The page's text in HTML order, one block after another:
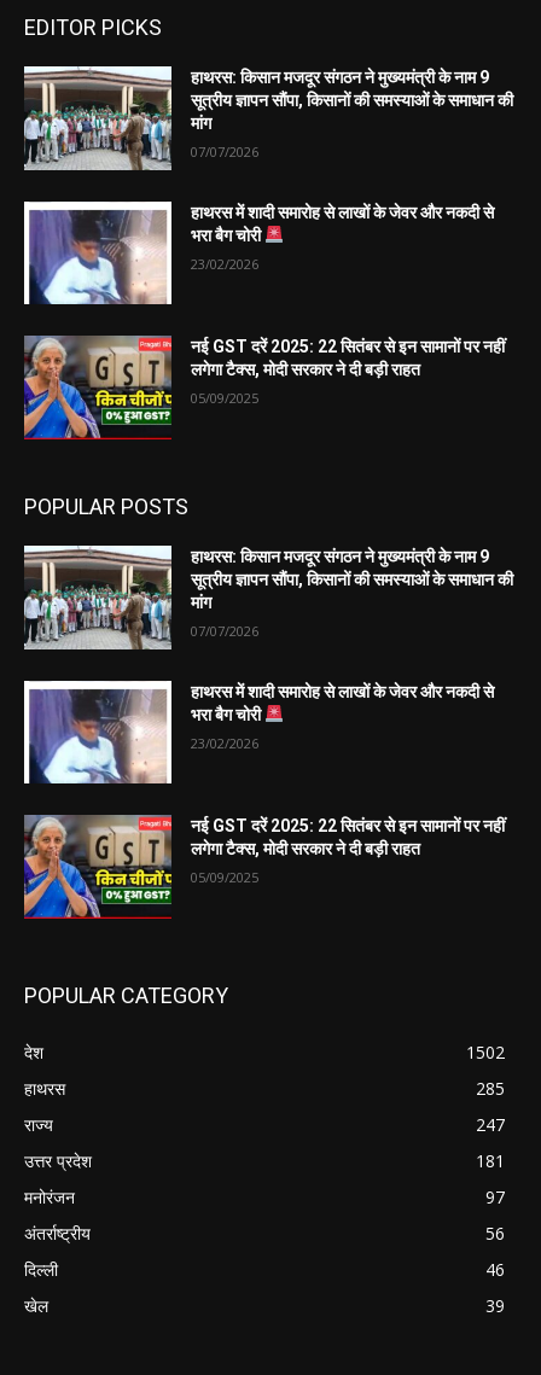
EDITOR PICKS
हाथरस: किसान मजदूर संगठन ने मुख्यमंत्री के नाम 9
सूत्रीय ज्ञापन सौंपा, किसानों की समस्याओं के समाधान की
मांग
07/07/2026
हाथरस में शादी समारोह से लाखों के जेवर और नकदी से
भरा बैग चोरी
23/02/2026
नई GST दरें 2025: 22 सितंबर से इन सामानों पर नहीं
लगेगा टैक्स, मोदी सरकार ने दी बड़ी राहत
05/09/2025
POPULAR POSTS
हाथरस: किसान मजदूर संगठन ने मुख्यमंत्री के नाम 9
सूत्रीय ज्ञापन सौंपा, किसानों की समस्याओं के समाधान की
मांग
07/07/2026
हाथरस में शादी समारोह से लाखों के जेवर और नकदी से
भरा बैग चोरी
23/02/2026
नई GST दरें 2025: 22 सितंबर से इन सामानों पर नहीं
लगेगा टैक्स, मोदी सरकार ने दी बड़ी राहत
05/09/2025
POPULAR CATEGORY
देश
1502
हाथरस
285
राज्य
247
उत्तर प्रदेश
181
मनोरंजन
97
अंतर्राष्ट्रीय
56
दिल्ली
46
खेल
39